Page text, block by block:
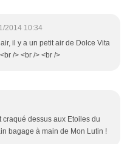
2014 10:34
il y a un petit air de Dolce Vita
/> <br /> <br />
dessus aux Etoiles du
bagage à main de Mon Lutin !